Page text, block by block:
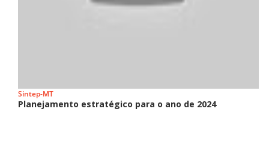
Sintep-MT
Planejamento estratégico para o ano de 2024